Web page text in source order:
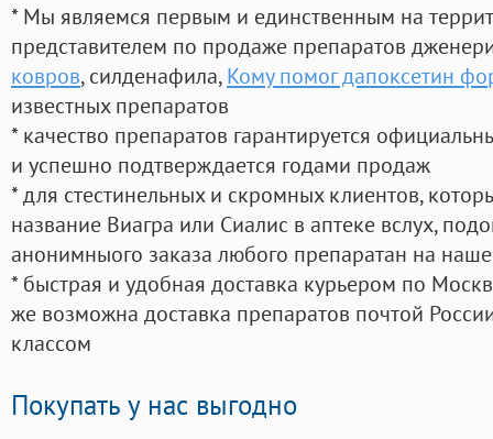
* Мы являемся первым и единственным на
представителем по продаже препаратов
ковров, силденафила, Кому помог дапоксетин
известных препаратов
* качество препаратов гарантируется
и успешно подтверждается годами продаж
* для стестинельных и скромных клиентов,
название Виагра или Сиалис в аптеке вслух,
анонимныого заказа любого препаратан на
* быстрая и удобная доставка курьером по
же возможна доставка препаратов почтой
классом
Покупать у нас выгодно